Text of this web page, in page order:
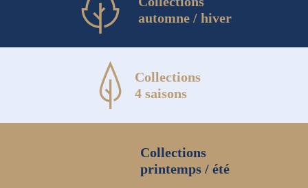
automne / hiver
Collections
4 saisons
Collections
printemps / été